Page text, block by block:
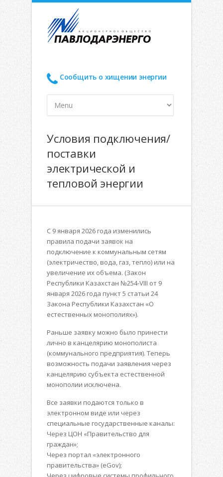
Сообщить о хищении энергии
Условия подключения/
поставки
электрической и
тепловой энергии
С 9 января 2026 года изменились
правила подачи заявок на
подключение к коммунальным сетям
(электричество, вода, газ, тепло) или на
увеличение их объема. (Закон
Республики Казахстан №254-VIII от 9
января 2026 года пункт 5 статьи 24
Закона Республики Казахстан «О
естественных монополиях»).
Раньше заявку можно было принести
лично в канцелярию монополиста
(коммунального предприятия). Теперь
возможность подачи заявления через
канцелярию субъекта естественной
монополии исключена.
Все заявки подаются только в
электронном виде или через
специальные государственные каналы:
Через ЦОН «Правительство для
граждан»;
Через портал «электронного
правительства» (eGov);